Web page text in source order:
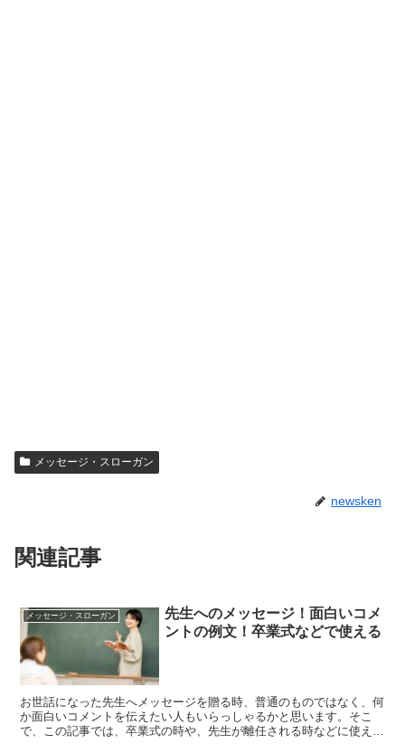
メッセージ・スローガン
newsken
関連記事
メッセージ・スローガン
先生へのメッセージ！面白いコメ
ントの例文！卒業式などで使える
お世話になった先生へメッセージを贈る時、普通のものではなく、何
か面白いコメントを伝えたい人もいらっしゃるかと思います。そこ
で、この記事では、卒業式の時や、先生が離任される時などに使える